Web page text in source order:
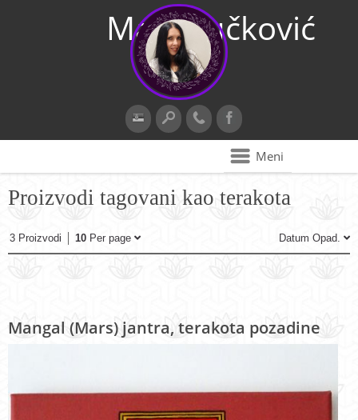
Maja Vučković
Meni
Proizvodi tagovani kao terakota
3 Proizvodi 10 Per page Datum Opad.
Mangal (Mars) jantra, terakota pozadine